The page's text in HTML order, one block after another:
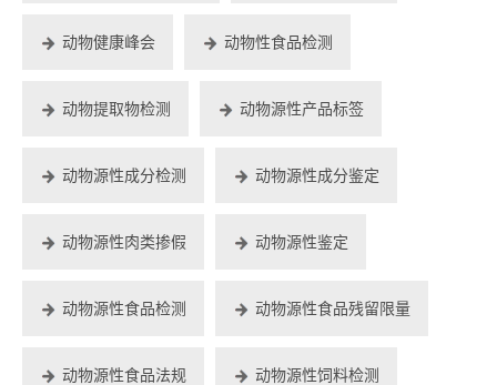
动物健康峰会 动物性食品检测
动物提取物检测 动物源性产品标签
动物源性成分检测 动物源性成分鉴定
动物源性肉类掺假 动物源性鉴定
动物源性食品检测 动物源性食品残留限量
动物源性食品法规 动物源性饲料检测